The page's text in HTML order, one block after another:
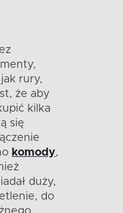
rury,
że aby
kilka
się
komody,
duży,
do